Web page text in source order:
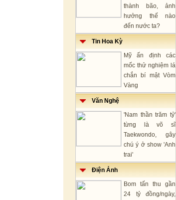
thành bão, ảnh
hưởng thế nào
đến nước ta?
Tin Hoa Kỳ
Mỹ ấn định các
mốc thử nghiệm lá
chắn bí mật Vòm
Vàng
Văn Nghệ
'Nam thần trăm tỷ'
từng là võ sĩ
Taekwondo, gây
chú ý ở show 'Anh
trai'
Điện Ảnh
Bom tấn thu gần
24 tỷ đồng/ngày,